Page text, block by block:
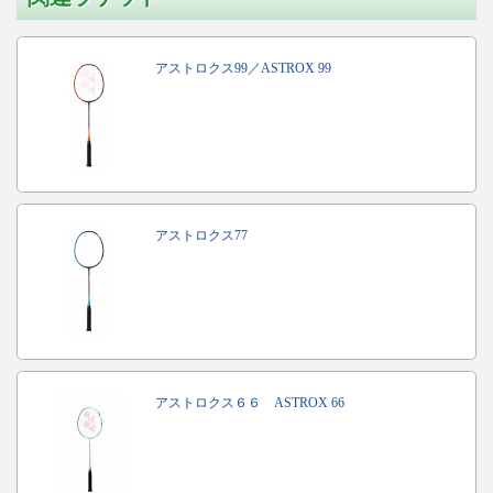
アストロクス99／ASTROX 99
アストロクス77
アストロクス６６ ASTROX 66